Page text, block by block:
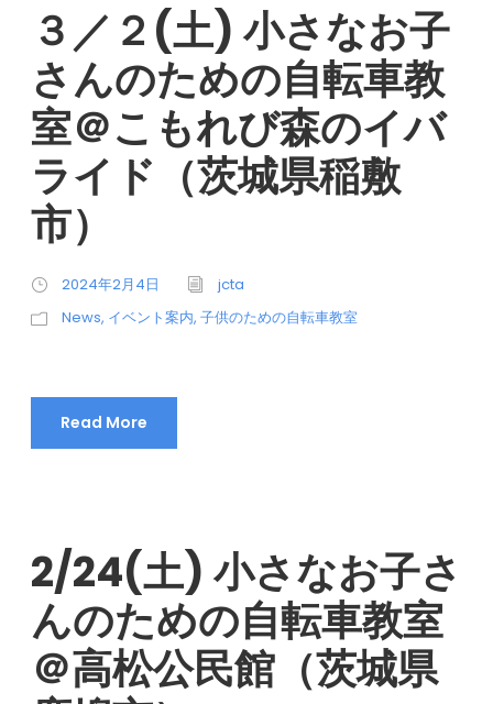
３／２(土) 小さなお子
さんのための自転車教
室＠こもれび森のイバ
ライド（茨城県稲敷
市）
2024年2月4日
jcta
News, イベント案内, 子供のための自転車教室
Read More
2/24(土) 小さなお子さ
んのための自転車教室
＠高松公民館（茨城県